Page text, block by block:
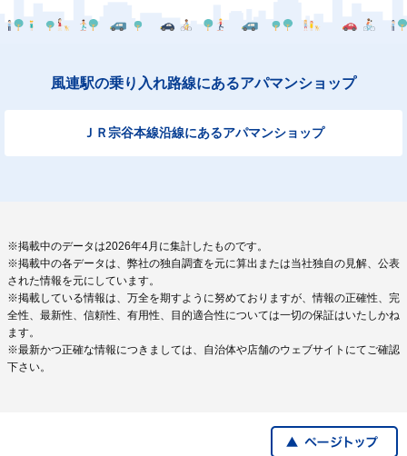
風連駅の乗り入れ路線にあるアパマンショップ
ＪＲ宗谷本線沿線にあるアパマンショップ
※掲載中のデータは2026年4月に集計したものです。
※掲載中の各データは、弊社の独自調査を元に算出または当社独自の見解、公表
された情報を元にしています。
※掲載している情報は、万全を期すように努めておりますが、情報の正確性、完
全性、最新性、信頼性、有用性、目的適合性については一切の保証はいたしかね
ます。
※最新かつ正確な情報につきましては、自治体や店舗のウェブサイトにてご確認
下さい。